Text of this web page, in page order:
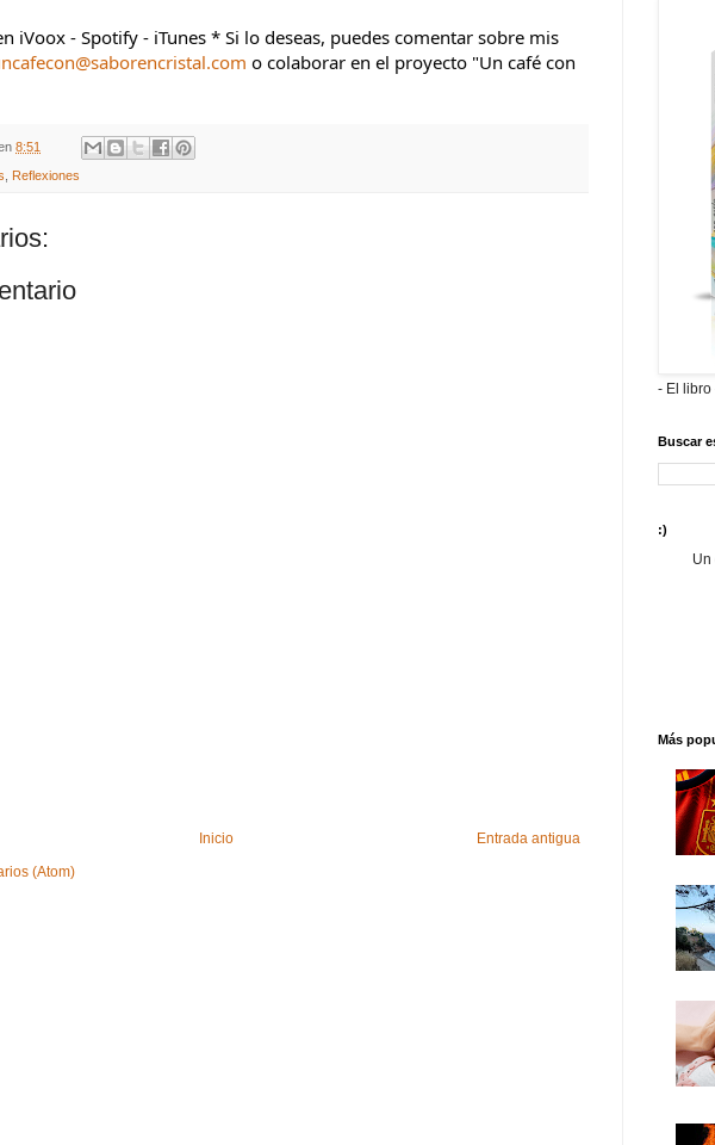
iVoox - Spotify - iTunes * Si lo deseas, puedes comentar sobre mis
o colaborar en el proyecto "Un café con
8:51
Reflexiones
Entrada antigua
Inicio
(Atom)
- El libro
Buscar
:)
Un
Más